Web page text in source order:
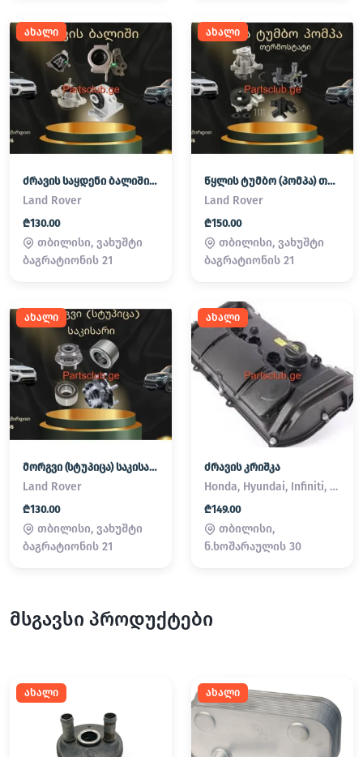
ახალი
ძრავის საყდენი ბალიში (პადმატორნი) Land Rover / Range Rover
Land Rover
₾130.00
თბილისი, ვახუშტი
ბაგრატიონის 21
ახალი
წყლის ტუმბო (პომპა) თერმოსტატი Land Rover / Range Rover
Land Rover
₾150.00
თბილისი, ვახუშტი
ბაგრატიონის 21
ახალი
მორგვი (სტუპიცა) საკისარი Land Rover / Range Rover
Land Rover
₾130.00
თბილისი, ვახუშტი
ბაგრატიონის 21
ახალი
ძრავის კრიშკა
Honda, Hyundai, Infiniti, Kia, Lexus, Mazda, Mitsubishi, Nissan, Subaru, Suzuki, Toyota
₾149.00
თბილისი,
ნ.ხოშარაულის 30
მსგავსი პროდუქტები
ახალი ახალი